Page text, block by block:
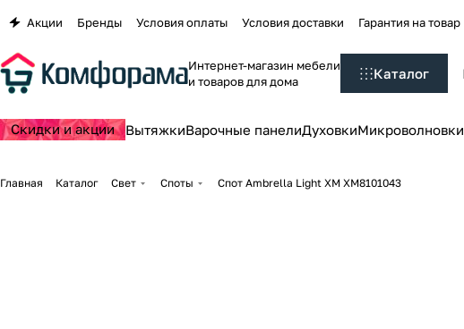
Акции Бренды Условия оплаты Условия доставки Гарантия на товар
Интернет-магазин мебели
и товаров для дома
Каталог
Скидки и акции ВытяжкиВарочные панелиДуховкиМикроволновки
Главная Каталог Свет Споты Спот Ambrella Light XM XM8101043